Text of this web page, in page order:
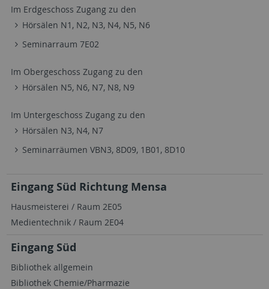
Im Erdgeschoss Zugang zu den
Hörsälen N1, N2, N3, N4, N5, N6
Seminarraum 7E02
Im Obergeschoss Zugang zu den
Hörsälen N5, N6, N7, N8, N9
Im Untergeschoss Zugang zu den
Hörsälen N3, N4, N7
Seminarräumen VBN3, 8D09, 1B01, 8D10
Eingang Süd Richtung Mensa
Hausmeisterei / Raum 2E05
Medientechnik / Raum 2E04
Eingang Süd
Bibliothek allgemein
Bibliothek Chemie/Pharmazie